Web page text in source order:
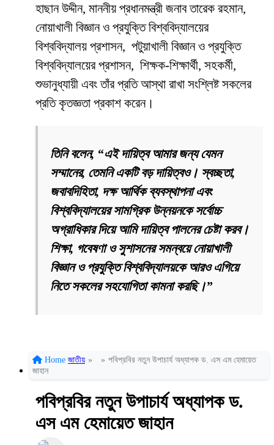
হাছান উদ্দীন, মাননীয় প্রধানমন্ত্রী জনাব তারেক রহমান,
নোয়াখালী বিজ্ঞান ও প্রযুক্তি বিশ্ববিদ্যালয়ের
বিশ্ববিদ্যালয় প্রশাসন, পটুয়াখালী বিজ্ঞান ও প্রযুক্তি
বিশ্ববিদ্যালয়ের প্রশাসন, শিক্ষক-শিক্ষার্থী, সহকর্মী,
শুভানুধ্যায়ী এবং তাঁর প্রতি আস্থা রাখা সংশ্লিষ্ট সকলের
প্রতি কৃতজ্ঞতা প্রকাশ করেন।
তিনি বলেন, “এই দায়িত্ব আমার জন্য যেমন
সম্মানের, তেমনি একটি বড় দায়িত্বও। স্বচ্ছতা,
জবাবদিহিতা, দক্ষ আর্থিক ব্যবস্থাপনা এবং
বিশ্ববিদ্যালয়ের সামগ্রিক উন্নয়নকে সর্বোচ্চ
অগ্রাধিকার দিয়ে আমি দায়িত্ব পালনের চেষ্টা করব।
শিক্ষা, গবেষণা ও সুশাসনের সমন্বয়ে নোয়াখালী
বিজ্ঞান ও প্রযুক্তি বিশ্ববিদ্যালয়কে আরও এগিয়ে
নিতে সকলের সহযোগিতা কামনা করছি।”
Home জাতীয় » » পবিপ্রবির নতুন উপাচার্য অধ্যাপক ড. এস এম হেমায়েত
জাহান
পবিপ্রবির নতুন উপাচার্য অধ্যাপক ড.
এস এম হেমায়েত জাহান